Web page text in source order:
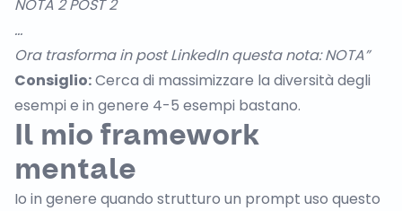
NOTA 2 POST 2
…
Ora trasforma in post LinkedIn questa nota: NOTA”
Consiglio:Cerca di massimizzare la diversità degli
esempi e in genere 4-5 esempi bastano.
Il mio framework
mentale
Io in genere quando strutturo un prompt uso questo